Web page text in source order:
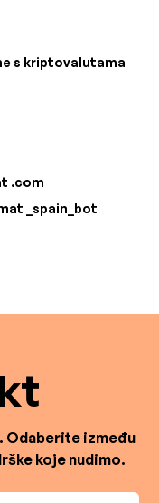
s kriptovalutama
.com
_spain_bot
Odaberite između
koje nudimo.